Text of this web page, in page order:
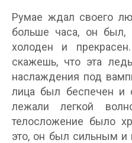
Румае ждал своего
больше часа, он был,
холоден и
скажешь, что эта
наслаждения под
лица был беспечен и
лежали легкой
телосложение было
это, он был сильным